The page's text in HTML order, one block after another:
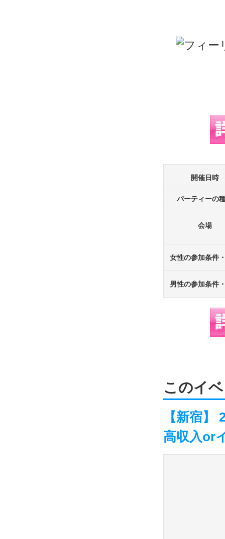
開催日時
パーティーの
会場
女性の参加条件
男性の参加条件
このイ
【新宿
高収入or